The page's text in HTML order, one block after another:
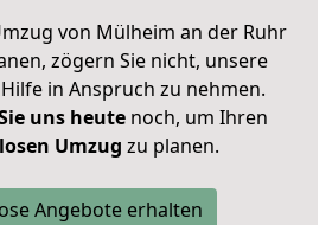
von Mülheim an der Ruhr
zögern Sie nicht, unsere
in Anspruch zu nehmen.
uns heutenoch, um Ihren
Umzug zu planen.
Angebote erhalten